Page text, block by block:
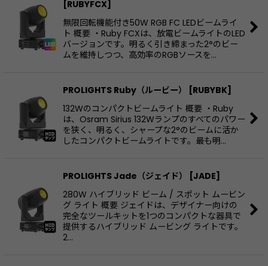
[RUBYFCX]
無限回転機能付き50W RGB FC LEDビームライ
ト 概要 ・Ruby FCXは、放電ビームライトのLED
バージョンです。明るく引き締まった2°のビー
ムを維持しつつ、高効率のRGBソースを…
PROLIGHTS Ruby（ルービー） [RUBYBK]
132Wのコンパクトビームライト 概要 ・Ruby
は、Osram Sirius 132Wランプのすべてのパワー
を狭く、明るく、シャープな2°のビームに活か
したコンパクトビームライトです。最も明…
PROLIGHTS Jade（ジェイド） [JADE]
280W ハイブリッド ビーム / スポット ムービン
グ ライト 概要 ジェイドは、デザイナー向けの
完全なツールキットを1つのコンパクトな器具で
提供するハイブリッド ムービング ライトです。
2…